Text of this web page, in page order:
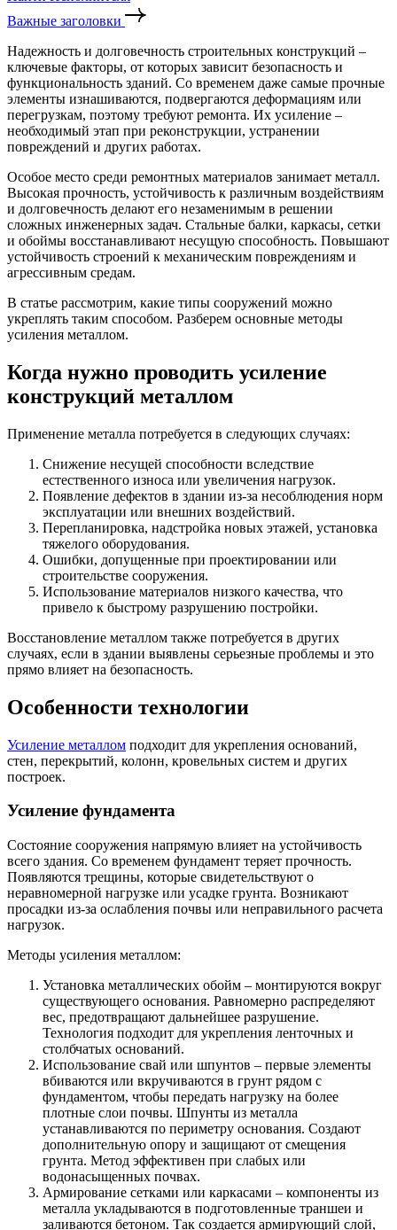
Важные заголовки
Надежность и долговечность строительных конструкций –
ключевые факторы, от которых зависит безопасность и
функциональность зданий. Со временем даже самые прочные
элементы изнашиваются, подвергаются деформациям или
перегрузкам, поэтому требуют ремонта. Их усиление –
необходимый этап при реконструкции, устранении
повреждений и других работах.
Особое место среди ремонтных материалов занимает металл.
Высокая прочность, устойчивость к различным воздействиям
и долговечность делают его незаменимым в решении
сложных инженерных задач. Стальные балки, каркасы, сетки
и обоймы восстанавливают несущую способность. Повышают
устойчивость строений к механическим повреждениям и
агрессивным средам.
В статье рассмотрим, какие типы сооружений можно
укреплять таким способом. Разберем основные методы
усиления металлом.
Когда нужно проводить усиление
конструкций металлом
Применение металла потребуется в следующих случаях:
Снижение несущей способности вследствие
естественного износа или увеличения нагрузок.
Появление дефектов в здании из-за несоблюдения норм
эксплуатации или внешних воздействий.
Перепланировка, надстройка новых этажей, установка
тяжелого оборудования.
Ошибки, допущенные при проектировании или
строительстве сооружения.
Использование материалов низкого качества, что
привело к быстрому разрушению постройки.
Восстановление металлом также потребуется в других
случаях, если в здании выявлены серьезные проблемы и это
прямо влияет на безопасность.
Особенности технологии
Усиление металлом подходит для укрепления оснований,
стен, перекрытий, колонн, кровельных систем и других
построек.
Усиление фундамента
Состояние сооружения напрямую влияет на устойчивость
всего здания. Со временем фундамент теряет прочность.
Появляются трещины, которые свидетельствуют о
неравномерной нагрузке или усадке грунта. Возникают
просадки из-за ослабления почвы или неправильного расчета
нагрузок.
Методы усиления металлом:
Установка металлических обойм – монтируются вокруг
существующего основания. Равномерно распределяют
вес, предотвращают дальнейшее разрушение.
Технология подходит для укрепления ленточных и
столбчатых оснований.
Использование свай или шпунтов – первые элементы
вбиваются или вкручиваются в грунт рядом с
фундаментом, чтобы передать нагрузку на более
плотные слои почвы. Шпунты из металла
устанавливаются по периметру основания. Создают
дополнительную опору и защищают от смещения
грунта. Метод эффективен при слабых или
водонасыщенных почвах.
Армирование сетками или каркасами – компоненты из
металла укладываются в подготовленные траншеи и
заливаются бетоном. Так создается армирующий слой,